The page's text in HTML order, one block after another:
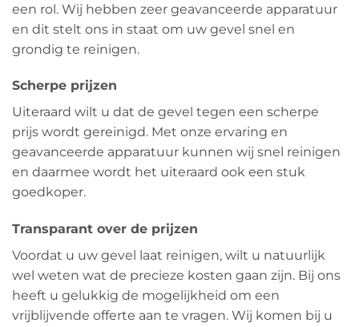
een rol. Wij hebben zeer geavanceerde apparatuur
en dit stelt ons in staat om uw gevel snel en
grondig te reinigen.
Scherpe prijzen
Uiteraard wilt u dat de gevel tegen een scherpe
prijs wordt gereinigd. Met onze ervaring en
geavanceerde apparatuur kunnen wij snel reinigen
en daarmee wordt het uiteraard ook een stuk
goedkoper.
Transparant over de prijzen
Voordat u uw gevel laat reinigen, wilt u natuurlijk
wel weten wat de precieze kosten gaan zijn. Bij ons
heeft u gelukkig de mogelijkheid om een
vrijblijvende offerte aan te vragen. Wij komen bij u